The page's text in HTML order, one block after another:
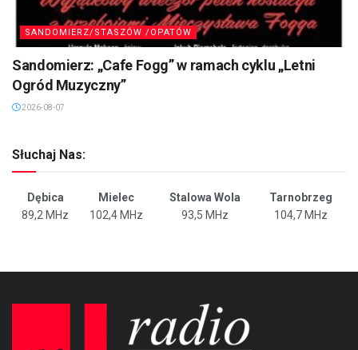
SANDOMIERZ/STASZÓW /OPATÓW
Sandomierz: „Cafe Fogg” w ramach cyklu „Letni
Ogród Muzyczny”
2026-08-07
Słuchaj Nas:
Dębica Mielec Stalowa Wola
Tarnobrzeg
89,2 MHz
102,4 MHz 93,5 MHz 104,7 MHz